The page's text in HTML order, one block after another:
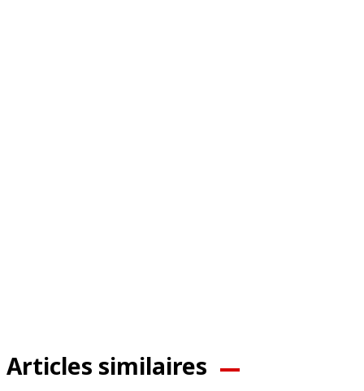
Articles similaires